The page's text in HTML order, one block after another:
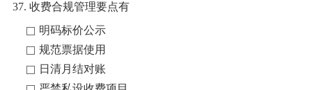
37. 收费合规管理要点有
明码标价公示
规范票据使用
日清月结对账